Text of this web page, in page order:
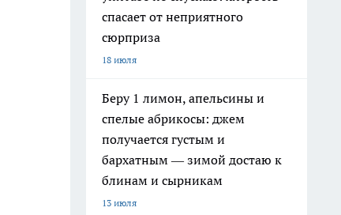
спасает от неприятного
сюрприза
18 июля
Беру 1 лимон, апельсины и
спелые абрикосы: джем
получается густым и
бархатным — зимой достаю к
блинам и сырникам
13 июля